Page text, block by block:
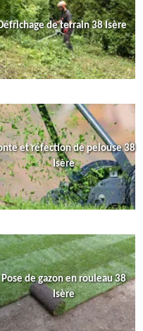
de terrain 38 Isère
et réfection de pelouse 38
Isère
Pose de gazon en rouleau 38
Isère